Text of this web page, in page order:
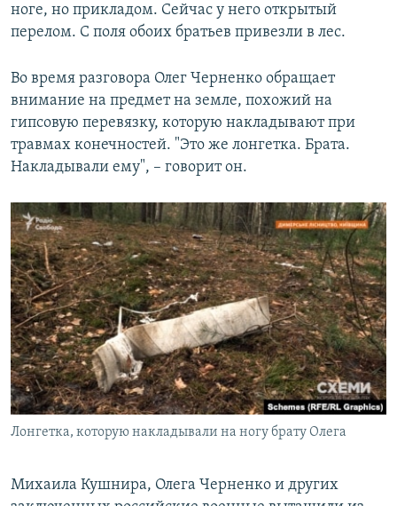
ноге, но прикладом. Сейчас у него открытый
перелом. С поля обоих братьев привезли в лес.
Во время разговора Олег Черненко обращает
внимание на предмет на земле, похожий на
гипсовую перевязку, которую накладывают при
травмах конечностей. "Это же лонгетка. Брата.
Накладывали ему", – говорит он.
Лонгетка, которую накладывали на ногу брату Олега
Михаила Кушнира, Олега Черненко и других